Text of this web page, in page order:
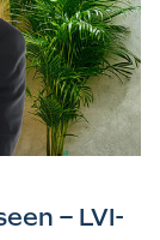
– LVI-